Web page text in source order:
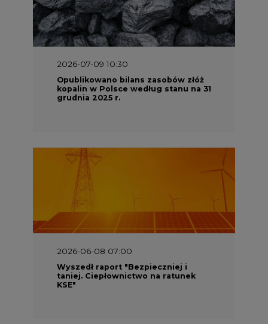
2026-07-09 10:30
Opublikowano bilans zasobów złóż
kopalin w Polsce według stanu na 31
grudnia 2025 r.
2026-06-08 07:00
Wyszedł raport "Bezpieczniej i
taniej. Ciepłownictwo na ratunek
KSE"